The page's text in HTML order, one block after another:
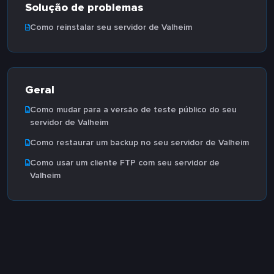
Solução de problemas
Como reinstalar seu servidor de Valheim
Geral
Como mudar para a versão de teste público do seu
servidor de Valheim
Como restaurar um backup no seu servidor de Valheim
Como usar um cliente FTP com seu servidor de
Valheim